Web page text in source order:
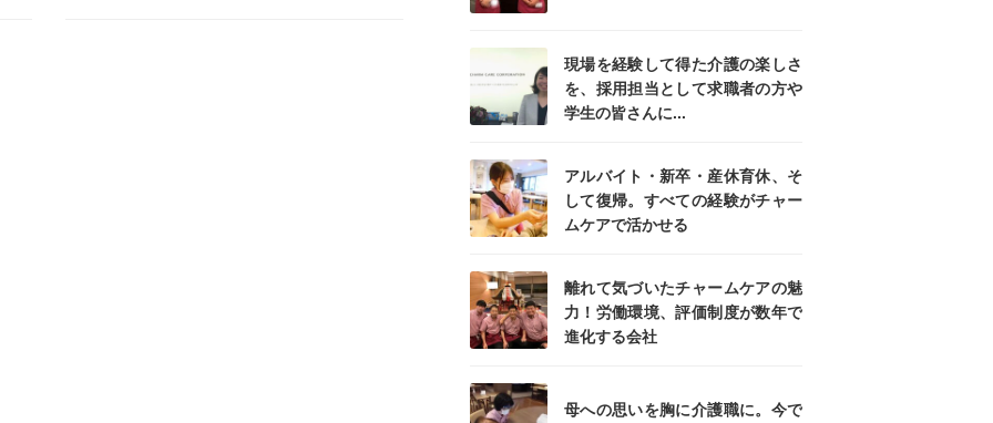
現場を経験して得た介護の楽しさ
を、採用担当として求職者の方や
学生の皆さんに...
アルバイト・新卒・産休育休、そ
して復帰。すべての経験がチャー
ムケアで活かせる
離れて気づいたチャームケアの魅
力！労働環境、評価制度が数年で
進化する会社
母への思いを胸に介護職に。今で